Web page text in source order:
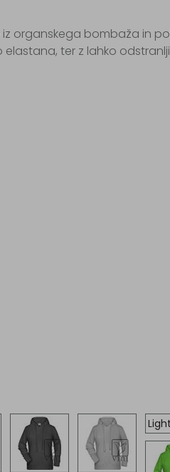
organskega bombaža in
ter z lahko